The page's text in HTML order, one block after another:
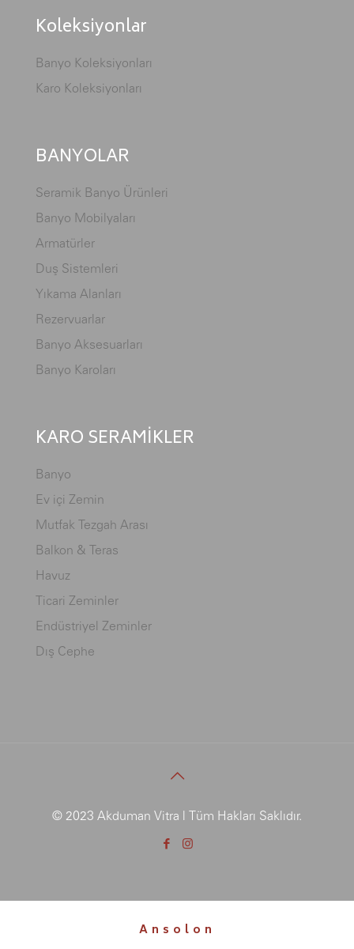
Koleksiyonlar
Banyo Koleksiyonları
Karo Koleksiyonları
BANYOLAR
Seramik Banyo Ürünleri
Banyo Mobilyaları
Armatürler
Duş Sistemleri
Yıkama Alanları
Rezervuarlar
Banyo Aksesuarları
Banyo Karoları
KARO SERAMİKLER
Banyo
Ev içi Zemin
Mutfak Tezgah Arası
Balkon & Teras
Havuz
Ticari Zeminler
Endüstriyel Zeminler
Dış Cephe
© 2023 Akduman Vitra | Tüm Hakları Saklıdır.
Ansolon